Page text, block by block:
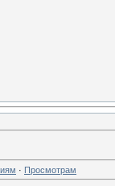
· Просмотрам